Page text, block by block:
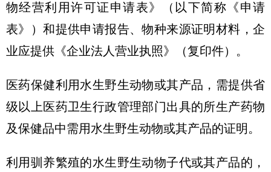
物经营利用许可证申请表》（以下简称《申请
表》）和提供申请报告、物种来源证明材料，企
业应提供《企业法人营业执照》（复印件）。
医药保健利用水生野生动物或其产品，需提供省
级以上医药卫生行政管理部门出具的所生产药物
及保健品中需用水生野生动物或其产品的证明。
利用驯养繁殖的水生野生动物子代或其产品的，